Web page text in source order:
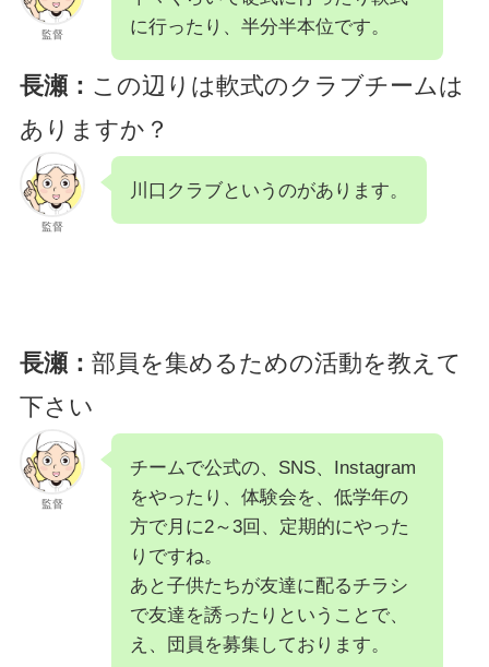
監督
に行ったり、半分半本位です。
長瀬： この辺りは軟式のクラブチームは
ありますか？
監督
川口クラブというのがあります。
長瀬： 部員を集めるための活動を教えて
下さい
監督
チームで公式の、SNS、Instagram
をやったり、体験会を、低学年の
方で月に2～3回、定期的にやった
りですね。
あと子供たちが友達に配るチラシ
で友達を誘ったりということで、
え、団員を募集しております。